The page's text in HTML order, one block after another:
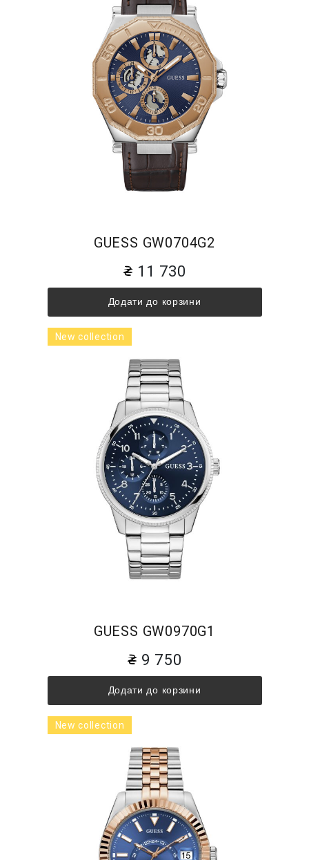
GUESS GW0704G2
11 730
Додати до корзини
GUESS GW0970G1
9 750
Додати до корзини
New collection
New collection